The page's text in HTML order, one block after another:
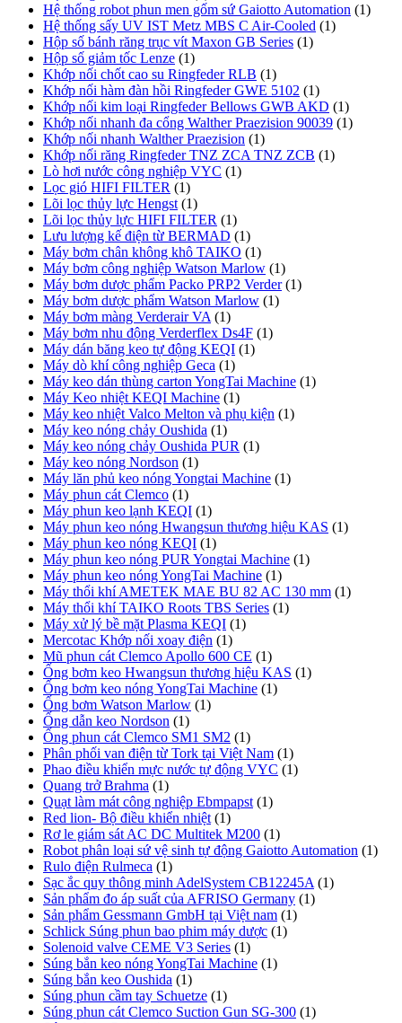
Hệ thống robot phun men gốm sứ Gaiotto Automation (1)
Hệ thống sấy UV IST Metz MBS C Air-Cooled (1)
Hộp số bánh răng trục vít Maxon GB Series (1)
Hộp số giảm tốc Lenze (1)
Khớp nối chốt cao su Ringfeder RLB (1)
Khớp nối hàm đàn hồi Ringfeder GWE 5102 (1)
Khớp nối kim loại Ringfeder Bellows GWB AKD (1)
Khớp nối nhanh đa cổng Walther Praezision 90039 (1)
Khớp nối nhanh Walther Praezision (1)
Khớp nối răng Ringfeder TNZ ZCA TNZ ZCB (1)
Lò hơi nước công nghiệp VYC (1)
Lọc gió HIFI FILTER (1)
Lõi lọc thủy lực Hengst (1)
Lõi lọc thủy lực HIFI FILTER (1)
Lưu lượng kế điện từ BERMAD (1)
Máy bơm chân không khô TAIKO (1)
Máy bơm công nghiệp Watson Marlow (1)
Máy bơm dược phẩm Packo PRP2 Verder (1)
Máy bơm dược phẩm Watson Marlow (1)
Máy bơm màng Verderair VA (1)
Máy bơm nhu động Verderflex Ds4F (1)
Máy dán băng keo tự động KEQI (1)
Máy dò khí công nghiệp Geca (1)
Máy keo dán thùng carton YongTai Machine (1)
Máy Keo nhiệt KEQI Machine (1)
Máy keo nhiệt Valco Melton và phụ kiện (1)
Máy keo nóng chảy Oushida (1)
Máy keo nóng chảy Oushida PUR (1)
Máy keo nóng Nordson (1)
Máy lăn phủ keo nóng Yongtai Machine (1)
Máy phun cát Clemco (1)
Máy phun keo lạnh KEQI (1)
Máy phun keo nóng Hwangsun thương hiệu KAS (1)
Máy phun keo nóng KEQI (1)
Máy phun keo nóng PUR Yongtai Machine (1)
Máy phun keo nóng YongTai Machine (1)
Máy thổi khí AMETEK MAE BU 82 AC 130 mm (1)
Máy thổi khí TAIKO Roots TBS Series (1)
Máy xử lý bề mặt Plasma KEQI (1)
Mercotac Khớp nối xoay điện (1)
Mũ phun cát Clemco Apollo 600 CE (1)
Ống bơm keo Hwangsun thương hiệu KAS (1)
Ống bơm keo nóng YongTai Machine (1)
Ống bơm Watson Marlow (1)
Ống dẫn keo Nordson (1)
Ống phun cát Clemco SM1 SM2 (1)
Phân phối van điện từ Tork tại Việt Nam (1)
Phao điều khiển mực nước tự động VYC (1)
Quang trở Brahma (1)
Quạt làm mát công nghiệp Ebmpapst (1)
Red lion- Bộ điều khiển nhiệt (1)
Rơ le giám sát AC DC Multitek M200 (1)
Robot phân loại sứ vệ sinh tự động Gaiotto Automation (1)
Rulo điện Rulmeca (1)
Sạc ắc quy thông minh AdelSystem CB12245A (1)
Sản phẩm đo áp suất của AFRISO Germany (1)
Sản phẩm Gessmann GmbH tại Việt nam (1)
Schlick Súng phun bao phim máy dược (1)
Solenoid valve CEME V3 Series (1)
Súng bắn keo nóng YongTai Machine (1)
Súng bắn keo Oushida (1)
Súng phun cầm tay Schuetze (1)
Súng phun cát Clemco Suction Gun SG-300 (1)